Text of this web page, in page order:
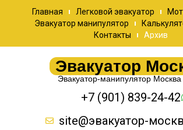
Главная Легковой эвакуатор
Эвакуатор манипулятор
Контакты
Архив
Эвакуатор
Эвакуатор-манипулятор
+7 (901) 839-24-42
site@эвакуатор-